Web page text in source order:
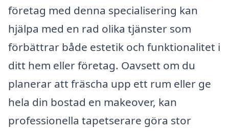
företag med denna specialisering kan
hjälpa med en rad olika tjänster som
förbättrar både estetik och funktionalitet i
ditt hem eller företag. Oavsett om du
planerar att fräscha upp ett rum eller ge
hela din bostad en makeover, kan
professionella tapetserare göra stor